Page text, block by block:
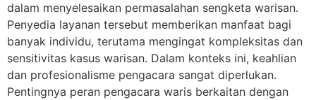
dalam menyelesaikan permasalahan sengketa warisan.
Penyedia layanan tersebut memberikan manfaat bagi
banyak individu, terutama mengingat kompleksitas dan
sensitivitas kasus warisan. Dalam konteks ini, keahlian
dan profesionalisme pengacara sangat diperlukan.
Pentingnya peran pengacara waris berkaitan dengan